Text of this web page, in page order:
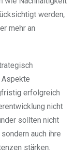
werden,
mehr an
Aspekte
erfolgreich
nicht
sollten nicht
auch ihre
stärken.